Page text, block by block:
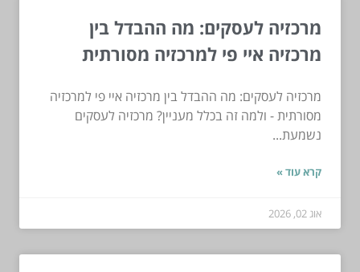
מרכזיה לעסקים: מה ההבדל בין
מרכזיה איי פי למרכזיה מסורתית
מרכזיה לעסקים: מה ההבדל בין מרכזיה איי פי למרכזיה
מסורתית - ולמה זה בכלל מעניין? מרכזיה לעסקים
נשמעת...
קרא עוד »
אוג 02, 2026